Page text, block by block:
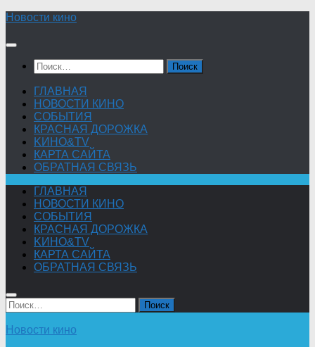
Skip
content
Новости кино
Найти:
ГЛАВНАЯ
НОВОСТИ КИНО
СОБЫТИЯ
КРАСНАЯ ДОРОЖКА
KИНО&TV
КАРТА САЙТА
ОБРАТНАЯ СВЯЗЬ
ГЛАВНАЯ
НОВОСТИ КИНО
СОБЫТИЯ
КРАСНАЯ ДОРОЖКА
KИНО&TV
КАРТА САЙТА
ОБРАТНАЯ СВЯЗЬ
Найти:
Новости кино